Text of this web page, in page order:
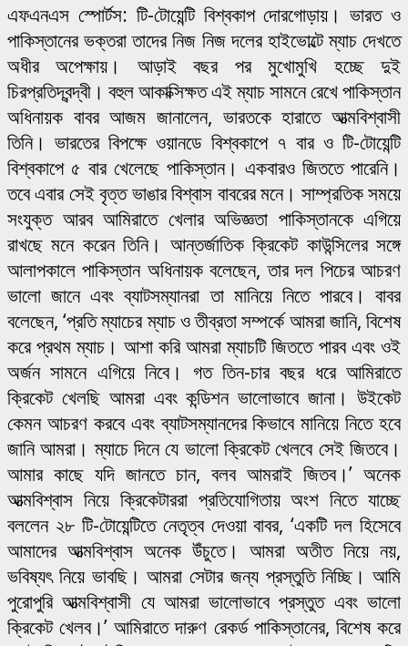
এফএনএস স্পোর্টস: টি-টোয়েন্টি বিশ্বকাপ দোরগোড়ায়। ভারত ও
পাকিস্তানের ভক্তরা তাদের নিজ নিজ দলের হাইভোল্টে ম্যাচ দেখতে
অধীর অপেক্ষায়। আড়াই বছর পর মুখোমুখি হচ্ছে দুই
চিরপ্রতিদ্বন্দ্বী। বহুল আকাক্সিক্ষত এই ম্যাচ সামনে রেখে পাকিস্তান
অধিনায়ক বাবর আজম জানালেন, ভারতকে হারাতে আত্মবিশ্বাসী
তিনি। ভারতের বিপক্ষে ওয়ানডে বিশ্বকাপে ৭ বার ও টি-টোয়েন্টি
বিশ্বকাপে ৫ বার খেলেছে পাকিস্তান। একবারও জিততে পারেনি।
তবে এবার সেই বৃত্ত ভাঙার বিশ্বাস বাবরের মনে। সাম্প্রতিক সময়ে
সংযুক্ত আরব আমিরাতে খেলার অভিজ্ঞতা পাকিস্তানকে এগিয়ে
রাখছে মনে করেন তিনি। আন্তর্জাতিক ক্রিকেট কাউন্সিলের সঙ্গে
আলাপকালে পাকিস্তান অধিনায়ক বলেছেন, তার দল পিচের আচরণ
ভালো জানে এবং ব্যাটসম্যানরা তা মানিয়ে নিতে পারবে। বাবর
বলেছেন, ‘প্রতি ম্যাচের ম্যাচ ও তীব্রতা সম্পর্কে আমরা জানি, বিশেষ
করে প্রথম ম্যাচ। আশা করি আমরা ম্যাচটি জিততে পারব এবং ওই
অর্জন সামনে এগিয়ে নিবে। গত তিন-চার বছর ধরে আমিরাতে
ক্রিকেট খেলছি আমরা এবং কন্ডিশন ভালোভাবে জানা। উইকেট
কেমন আচরণ করবে এবং ব্যাটসম্যানদের কিভাবে মানিয়ে নিতে হবে
জানি আমরা। ম্যাচে দিনে যে ভালো ক্রিকেট খেলবে সেই জিতবে।
আমার কাছে যদি জানতে চান, বলব আমরাই জিতব।’ অনেক
আত্মবিশ্বাস নিয়ে ক্রিকেটাররা প্রতিযোগিতায় অংশ নিতে যাচ্ছে
বললেন ২৮ টি-টোয়েন্টিতে নেতৃত্ব দেওয়া বাবর, ‘একটি দল হিসেবে
আমাদের আত্মবিশ্বাস অনেক উঁচুতে। আমরা অতীত নিয়ে নয়,
ভবিষ্যৎ নিয়ে ভাবছি। আমরা সেটার জন্য প্রস্তুতি নিচ্ছি। আমি
পুরোপুরি আত্মবিশ্বাসী যে আমরা ভালোভাবে প্রস্তুত এবং ভালো
ক্রিকেট খেলব।’ আমিরাতে দারুণ রেকর্ড পাকিস্তানের, বিশেষ করে